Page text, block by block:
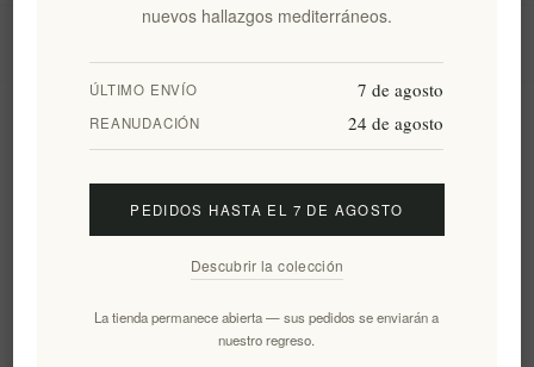
Suscribirse Desuscribirse
nuevos hallazgos mediterráneos.
ÚLTIMO ENVÍO 7 de agosto
REANUDACIÓN 24 de agosto
PEDIDOS HASTA EL 7 DE AGOSTO
Descubrir la colección
La tienda permanece abierta — sus pedidos se enviarán a
nuestro regreso.